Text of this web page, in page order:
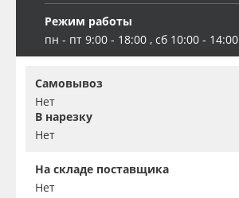
Oracal 641
Плёнка монтажная Oratape
ПЭТ бэклит
Режим работы
пн - пт 9:00 - 18:00 , сб 10:00 - 14:00
Самовывоз
Нет
В нарезку
Нет
На складе поставщика
Нет